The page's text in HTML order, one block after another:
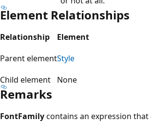
Element Relationships
Relationship
Element
Parent elementStyle
Child element
None
Remarks
FontFamilycontains an expression that